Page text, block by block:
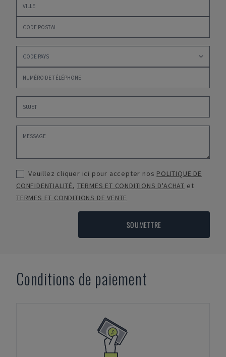
Veuillez cliquer ici pour accepter nos POLITIQUE DE
CONFIDENTIALITÉ, TERMES ET CONDITIONS D'ACHAT et
TERMES ET CONDITIONS DE VENTE
SOUMETTRE
Conditions de paiement